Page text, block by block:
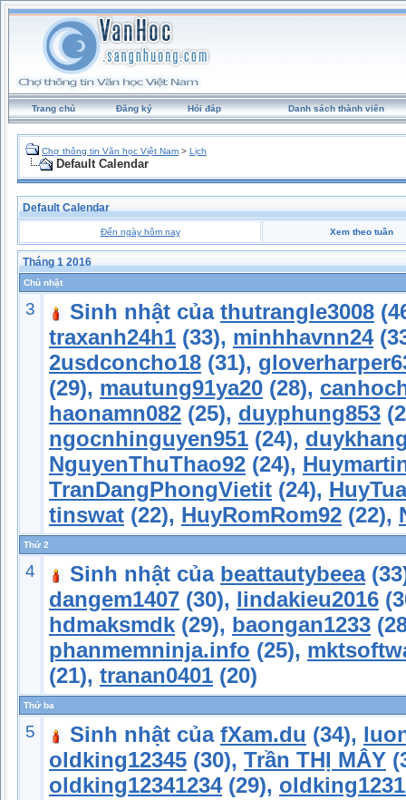
Trang chủ Đăng ký Hỏi đáp Danh sách thành viên
Chợ thông tin Văn học Việt Nam > Lịch
Default Calendar
Default Calendar
Đến ngày hôm nay Xem theo tuần
Tháng 1 2016
Chủ nhật
3 Sinh nhật của thutrangle3008
traxanh24h1 (33), minhhavnn24
2usdconcho18 (31),
(29), mautung91ya20 (28),
haonamn082 (25), duyphung853
ngocnhinguyen951 (24),
NguyenThuThao92 (24),
TranDangPhongVietit (24),
tinswat (22), HuyRomRom92 (22),
Thứ 2
4 Sinh nhật của beattautybeea
dangem1407 (30), lindakieu2016
hdmaksmdk (29), baongan1233
phanmemninja.info (25),
(21), tranan0401 (20)
Thứ ba
5 Sinh nhật của fXam.du (34),
oldking12345 (30), Trần THỊ MÂY
oldking12341234(29),